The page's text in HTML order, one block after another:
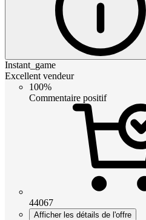
Instant_game
Excellent vendeur
100%
Commentaire positif
44067
Afficher les détails de l'offre